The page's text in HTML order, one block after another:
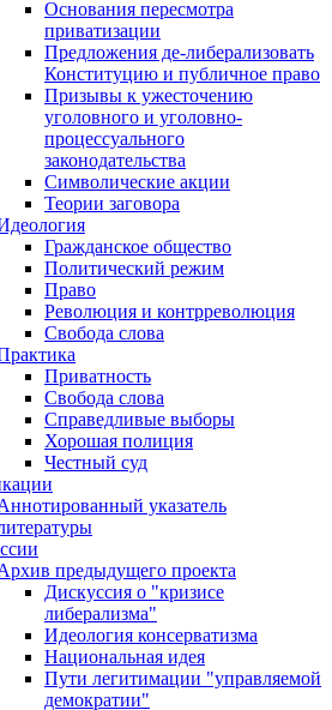
Основания пересмотра
приватизации
Предложения де-либерализовать
Конституцию и публичное право
Призывы к ужесточению
уголовного и уголовно-
процессуального
законодательства
Символические акции
Теории заговора
Гражданское общество
Политический режим
Право
Революция и контрреволюция
Свобода слова
Приватность
Свобода слова
Справедливые выборы
Хорошая полиция
Честный суд
указатель
предыдущего проекта
Дискуссия о "кризисе
либерализма"
Идеология консерватизма
Национальная идея
Пути легитимации "управляемой
демократии"